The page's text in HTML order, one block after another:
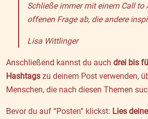
Schließe immer mit einem Call to
offenen Frage ab, die andere
Lisa Wittlinger
Anschließend kannst du auch drei bis
Hashtags zu deinem Post verwenden,
Menschen, die nach diesen Themen
Bevor du auf “Posten” klickst: Lies